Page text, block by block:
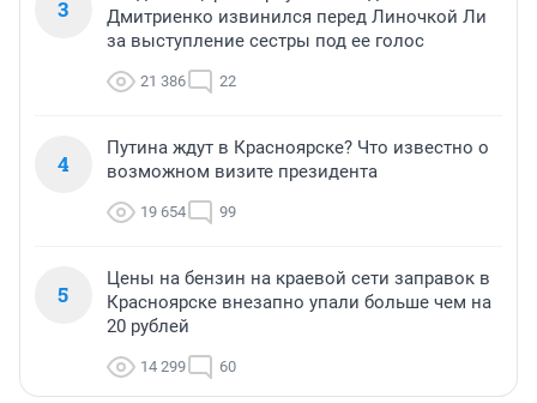
3
Дмитриенко извинился перед Линочкой Ли
за выступление сестры под ее голос
21 386 22
4
Путина ждут в Красноярске? Что известно о
возможном визите президента
19 654 99
5
Цены на бензин на краевой сети заправок в
Красноярске внезапно упали больше чем на
20 рублей
14 299 60